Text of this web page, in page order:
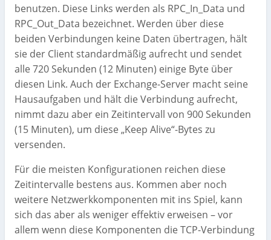
benutzen. Diese Links werden als RPC_In_Data und
RPC_Out_Data bezeichnet. Werden über diese
beiden Verbindungen keine Daten übertragen, hält
sie der Client standardmäßig aufrecht und sendet
alle 720 Sekunden (12 Minuten) einige Byte über
diesen Link. Auch der Exchange-Server macht seine
Hausaufgaben und hält die Verbindung aufrecht,
nimmt dazu aber ein Zeitintervall von 900 Sekunden
(15 Minuten), um diese „Keep Alive“-Bytes zu
versenden.
Für die meisten Konfigurationen reichen diese
Zeitintervalle bestens aus. Kommen aber noch
weitere Netzwerkkomponenten mit ins Spiel, kann
sich das aber als weniger effektiv erweisen – vor
allem wenn diese Komponenten die TCP-Verbindung